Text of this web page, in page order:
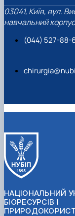
03041, Київ, вул.
навчальний
(044) 527-88-
НАЦІОНАЛЬНИЙ
БІОРЕСУРСІВ І